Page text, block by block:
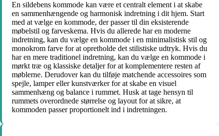
En sildebens kommode kan være et centralt element i at skabe
en sammenhængende og harmonisk indretning i dit hjem. Start
med at vælge en kommode, der passer til din eksisterende
møbelstil og farveskema. Hvis du allerede har en moderne
indretning, kan du vælge en kommode i en minimalistisk stil og
monokrom farve for at opretholde det stilistiske udtryk. Hvis du
har en mere traditionel indretning, kan du vælge en kommode i
mørkt træ og klassiske detaljer for at komplementere resten af
møblerne. Derudover kan du tilføje matchende accessoires som
spejle, lamper eller kunstværker for at skabe en visuel
sammenhæng og balance i rummet. Husk at tage hensyn til
rummets overordnede størrelse og layout for at sikre, at
kommoden passer proportionelt ind i indretningen.